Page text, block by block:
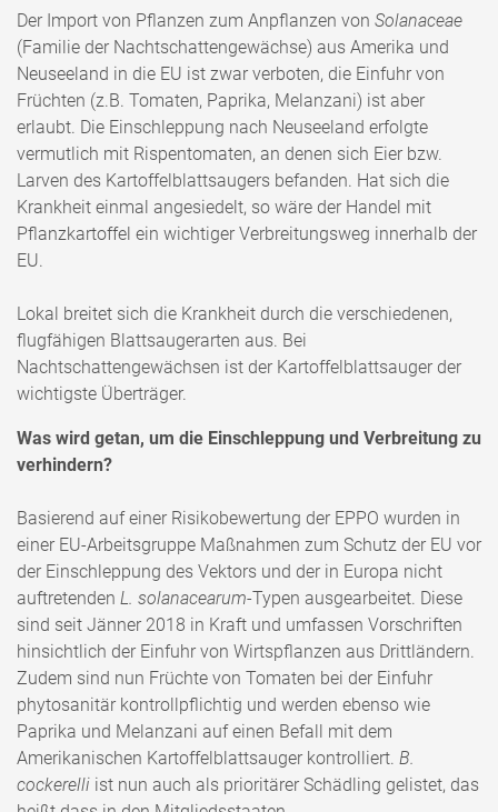
Der Import von Pflanzen zum Anpflanzen von Solanaceae
(Familie der Nachtschattengewächse) aus Amerika und
Neuseeland in die EU ist zwar verboten, die Einfuhr von
Früchten (z.B. Tomaten, Paprika, Melanzani) ist aber
erlaubt. Die Einschleppung nach Neuseeland erfolgte
vermutlich mit Rispentomaten, an denen sich Eier bzw.
Larven des Kartoffelblattsaugers befanden. Hat sich die
Krankheit einmal angesiedelt, so wäre der Handel mit
Pflanzkartoffel ein wichtiger Verbreitungsweg innerhalb der
EU.
Lokal breitet sich die Krankheit durch die verschiedenen,
flugfähigen Blattsaugerarten aus. Bei
Nachtschattengewächsen ist der Kartoffelblattsauger der
wichtigste Überträger.
Was wird getan, um die Einschleppung und Verbreitung zu
verhindern?
Basierend auf einer Risikobewertung der EPPO wurden in
einer EU-Arbeitsgruppe Maßnahmen zum Schutz der EU vor
der Einschleppung des Vektors und der in Europa nicht
auftretenden L. solanacearum-Typen ausgearbeitet. Diese
sind seit Jänner 2018 in Kraft und umfassen Vorschriften
hinsichtlich der Einfuhr von Wirtspflanzen aus Drittländern.
Zudem sind nun Früchte von Tomaten bei der Einfuhr
phytosanitär kontrollpflichtig und werden ebenso wie
Paprika und Melanzani auf einen Befall mit dem
Amerikanischen Kartoffelblattsauger kontrolliert. B.
cockerelli ist nun auch als prioritärer Schädling gelistet, das